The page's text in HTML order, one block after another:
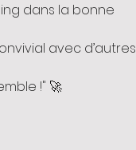
dans la bonne
avec d’autres
!" 🚀